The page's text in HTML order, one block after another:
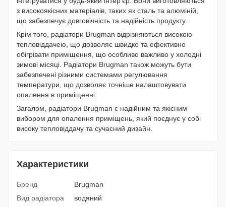
з високоякісних матеріалів, таких як сталь та алюміній,
що забезпечує довговічність та надійність продукту.
Крім того, радіатори Brugman відрізняються високою
тепловіддачею, що дозволяє швидко та ефективно
обігрівати приміщення, що особливо важливо у холодні
зимові місяці. Радіатори Brugman також можуть бути
забезпечені різними системами регулювання
температури, що дозволяє точніше налаштовувати
опалення в приміщенні.
Загалом, радіатори Brugman є надійним та якісним
вибором для опалення приміщень, який поєднує у собі
високу тепловіддачу та сучасний дизайн.
Характеристики
Бренд
Brugman
Вид радіатора
водяний